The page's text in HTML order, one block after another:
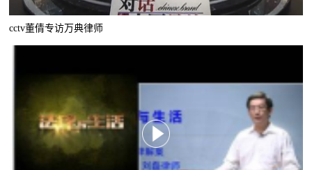
cctv董倩专访万典律师